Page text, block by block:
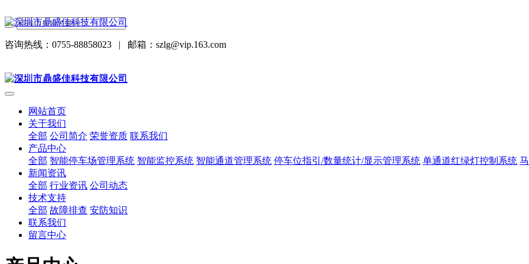
咨询热线：0755-88858023 | 邮箱：szlg@vip.163.com
网站首页
关于我们
全部 公司简介 荣誉资质 联系我们
产品中心
全部 智能停车场管理系统 智能监控系统 智能通道管理系统 停车位指引/数量统计/显示管理系统 单通道红绿灯控制系统
新闻资讯
全部 行业资讯 公司动态
技术支持
全部 故障排查 安防知识
联系我们
留言中心